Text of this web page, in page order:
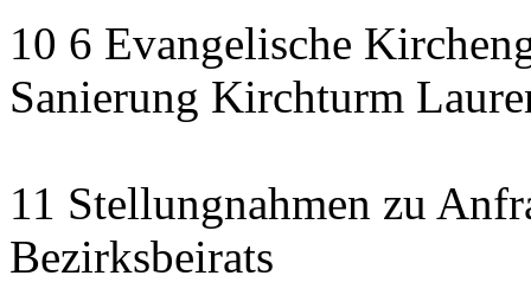
10 6 Evangelische
Sanierung Kirchturm
11 Stellungnahmen zu
Bezirksbeirats